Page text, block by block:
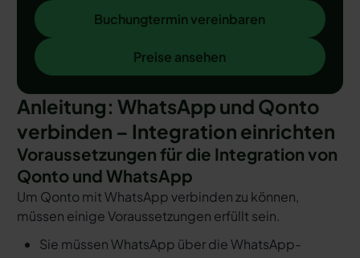
Buchungtermin vereinbaren
Buchungtermin vereinbaren
Preise ansehen
Preise ansehen
Anleitung: WhatsApp und Qonto
verbinden – Integration einrichten
Voraussetzungen für die Integration von
Qonto und WhatsApp
Um Qonto mit WhatsApp verbinden zu können,
müssen einige Voraussetzungen erfüllt sein.
Sie müssen WhatsApp über die WhatsApp-